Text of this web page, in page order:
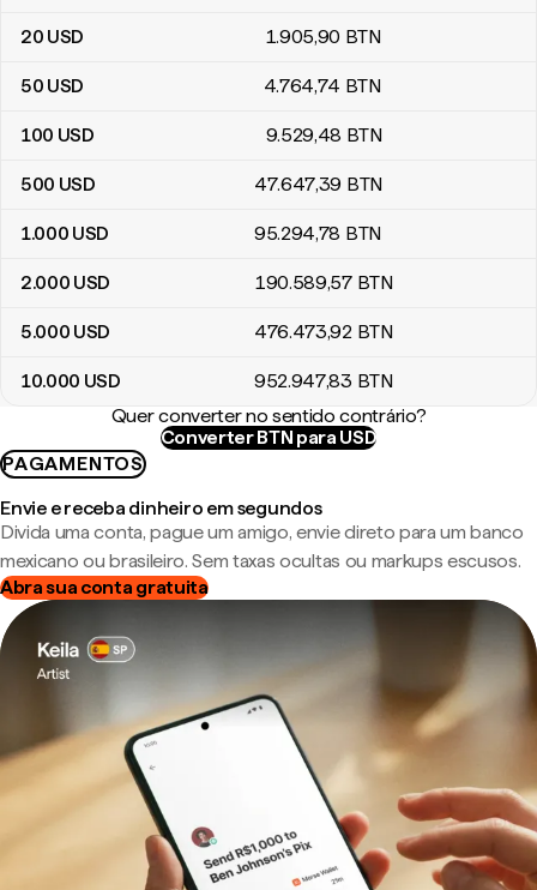
20 USD 1.905,90 BTN
50 USD 4.764,74 BTN
100 USD 9.529,48 BTN
500 USD 47.647,39 BTN
1.000 USD 95.294,78 BTN
2.000 USD 190.589,57 BTN
5.000 USD 476.473,92 BTN
10.000 USD 952.947,83 BTN
Quer converter no sentido contrário?
Converter BTN para USD
PAGAMENTOS
Envie e receba dinheiro em segundos
Divida uma conta, pague um amigo, envie direto para um banco
mexicano ou brasileiro. Sem taxas ocultas ou markups escusos.
Abra sua conta gratuita